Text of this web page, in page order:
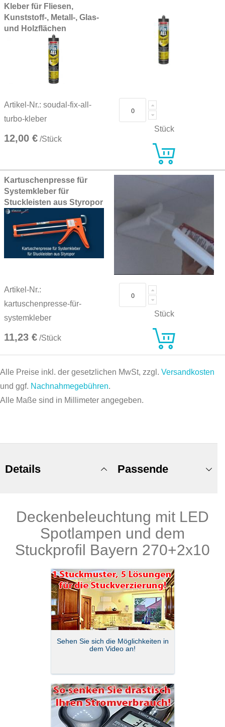
Kleber für Fliesen,
Kunststoff-, Metall-, Glas-
und Holzflächen
Artikel-Nr.: soudal-fix-all-
turbo-kleber
12,00 € /Stück
Stück
Kartuschenpresse für
Systemkleber für
Stuckleisten aus Styropor
Artikel-Nr.:
kartuschenpresse-für-
systemkleber
11,23 € /Stück
Stück
Alle Preise inkl. der gesetzlichen MwSt, zzgl. Versandkosten
und ggf. Nachnahmegebühren.
Alle Maße sind in Millimeter angegeben.
Details
Deckenbeleuchtung mit LED
Spotlampen und dem
Stuckprofil Bayern 270+2x10
Sehen Sie sich die Möglichkeiten in
dem Video an!
Passende
Produkte